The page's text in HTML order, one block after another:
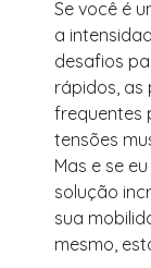
Se você é
a
desafios
rápidos, as
frequentes
tensões
Mas e se
solução
sua
mesmo,